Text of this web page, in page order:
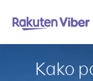
Kako